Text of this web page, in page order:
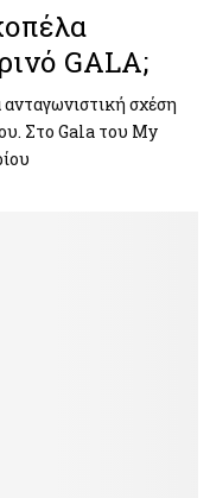
GALA;
σχέση
Στο Gala του My